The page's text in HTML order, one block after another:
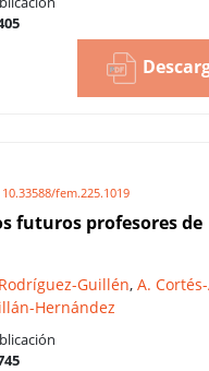
10.33588/fem.225.1019
futuros profesores de
Guillén, A.
Hernández